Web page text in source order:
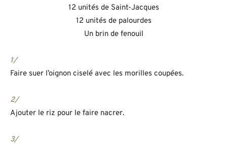
12 unités de Saint-Jacques
12 unités de palourdes
Un brin de fenouil
1/
Faire suer l’oignon ciselé avec les morilles coupées.
2/
Ajouter le riz pour le faire nacrer.
3/